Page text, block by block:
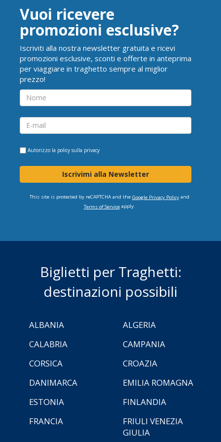
Vuoi ricevere
promozioni esclusive?
Iscriviti alla nostra newsletter gratuita e ricevi
promozioni esclusive, sconti e offerte in anteprima
per viaggiare in traghetto sempre al miglior
prezzo!
Autorizzo la policy sulla privacy
Iscrivimi alla Newsletter
This site is protected by reCAPTCHA and the Google Privacy Policyand
Terms of Serviceapply.
Biglietti per Traghetti:
destinazioni possibili
ALBANIA
ALGERIA
CALABRIA
CAMPANIA
CORSICA
CROAZIA
DANIMARCA
EMILIA ROMAGNA
ESTONIA
FINLANDIA
FRANCIA
FRIULI VENEZIA
GIULIA